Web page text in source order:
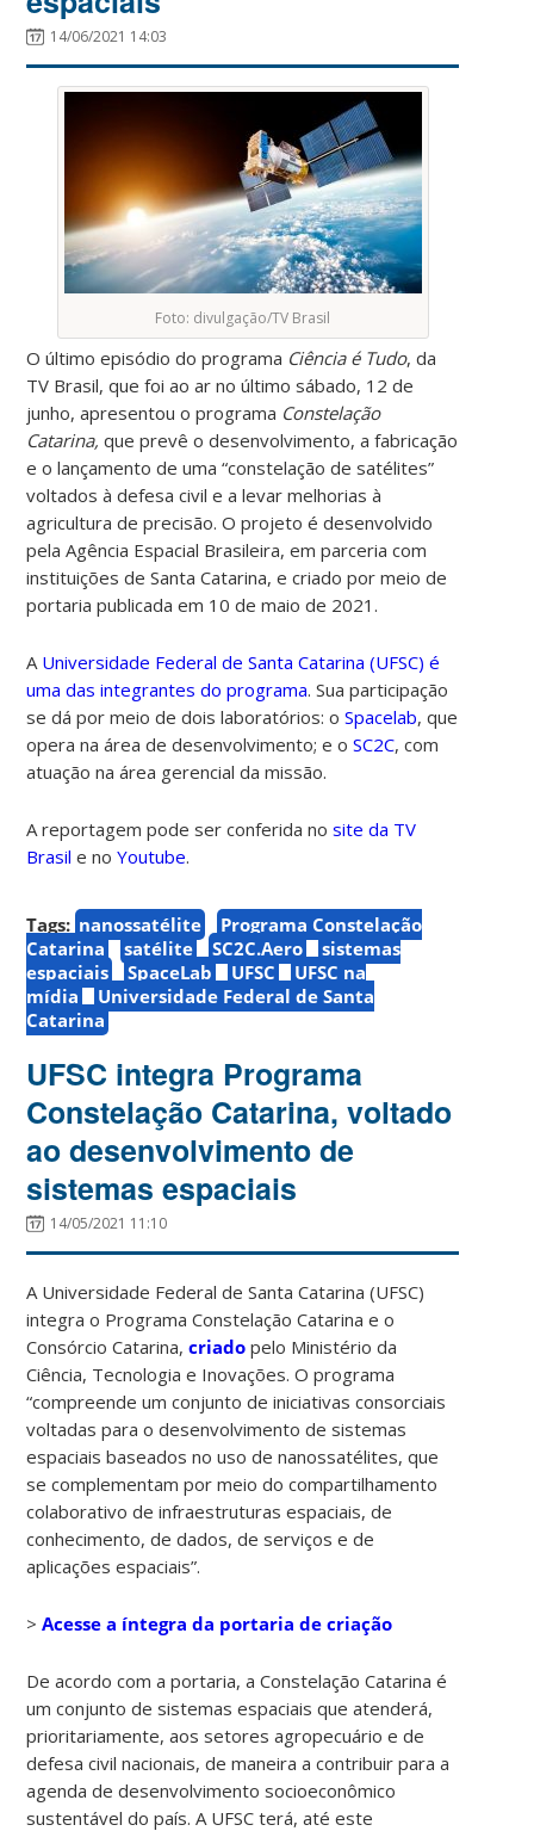
14/06/2021 14:03
Foto: divulgação/TV Brasil
O último episódio do programa Ciência é Tudo, da
TV Brasil, que foi ao ar no último sábado, 12 de
junho, apresentou o programa Constelação
Catarina, que prevê o desenvolvimento, a fabricação
e o lançamento de uma “constelação de satélites”
voltados à defesa civil e a levar melhorias à
agricultura de precisão. O projeto é desenvolvido
pela Agência Espacial Brasileira, em parceria com
instituições de Santa Catarina, e criado por meio de
portaria publicada em 10 de maio de 2021.
A Universidade Federal de Santa Catarina (UFSC) é
uma das integrantes do programa. Sua participação
se dá por meio de dois laboratórios: oSpacelab, que
opera na área de desenvolvimento; e oSC2C, com
atuação na área gerencial da missão.
A reportagem pode ser conferida nosite da TV
Brasil e noYoutube.
Tags: nanossatélite
Programa Constelação
Catarina
satélite SC2C.Aero
sistemas
espaciais
SpaceLab UFSC
UFSC na
mídia
Universidade Federal de Santa
Catarina
UFSC integra Programa
Constelação Catarina, voltado
ao desenvolvimento de
sistemas espaciais
14/05/2021 11:10
A Universidade Federal de Santa Catarina (UFSC)
integra o Programa Constelação Catarina e o
Consórcio Catarina,criado pelo Ministério da
Ciência, Tecnologia e Inovações. O programa
“compreende um conjunto de iniciativas consorciais
voltadas para o desenvolvimento de sistemas
espaciais baseados no uso de nanossatélites, que
se complementam por meio do compartilhamento
colaborativo de infraestruturas espaciais, de
conhecimento, de dados, de serviços e de
aplicações espaciais”.
>Acesse a íntegra da portaria de criação
De acordo com a portaria, a Constelação Catarina é
um conjunto de sistemas espaciais que atenderá,
prioritariamente, aos setores agropecuário e de
defesa civil nacionais, de maneira a contribuir para a
agenda de desenvolvimento socioeconômico
sustentável do país. A UFSC terá, até este